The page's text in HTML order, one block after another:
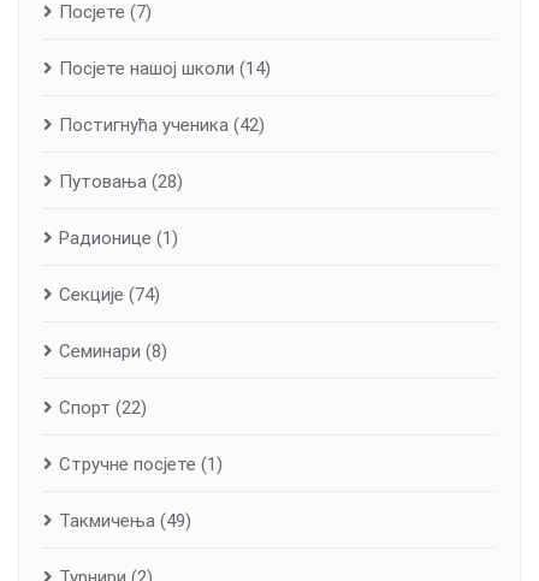
Посјете (7)
Посјете нашој школи (14)
Постигнућа ученика (42)
Путовања (28)
Радионице (1)
Секције (74)
Семинари (8)
Спорт (22)
Стручне посјете (1)
Такмичења (49)